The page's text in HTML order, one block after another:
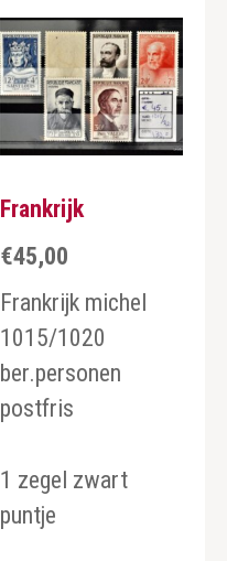
Frankrijk
€45,00
Frankrijk michel
1015/1020
ber.personen
postfris
1 zegel zwart
puntje